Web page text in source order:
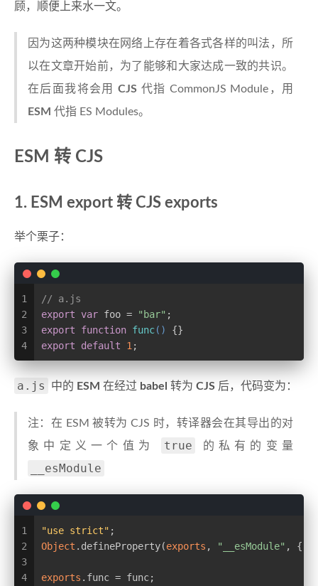
顾，顺便上来水一文。
因为这两种模块在网络上存在着各式各样的叫法，所
以在文章开始前，为了能够和大家达成一致的共识。
在后面我将会用CJS 代指 CommonJS Module，用
ESM 代指 ES Modules。
ESM 转 CJS
1. ESM export 转 CJS exports
举个栗子：
1
2
3
4
// a.js
export
var foo = "bar" ;
export
function func( ) {}
export
default 1 ;
a.js 中的 ESM 在经过 babel 转为 CJS 后，代码变为：
注：在 ESM 被转为 CJS 时，转译器会在其导出的对
象中定义一个值为
true 的私有的变量
__esModule
1
2
3
4
"use strict" ;
Object .defineProperty(exports , "__esModule" , {
exports .func = func;